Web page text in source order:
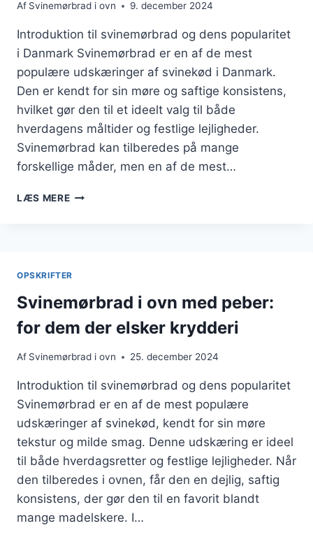
Af Svinemørbrad i ovn 9. december 2024
Introduktion til svinemørbrad og dens popularitet
i Danmark Svinemørbrad er en af de mest
populære udskæringer af svinekød i Danmark.
Den er kendt for sin møre og saftige konsistens,
hvilket gør den til et ideelt valg til både
hverdagens måltider og festlige lejligheder.
Svinemørbrad kan tilberedes på mange
forskellige måder, men en af de mest…
LÆS MERESVINEMØRBRAD
OPSKRIFTER
Svinemørbrad i ovn med peber:
for dem der elsker krydderi
Af Svinemørbrad i ovn 25. december 2024
Introduktion til svinemørbrad og dens popularitet
Svinemørbrad er en af de mest populære
udskæringer af svinekød, kendt for sin møre
tekstur og milde smag. Denne udskæring er ideel
til både hverdagsretter og festlige lejligheder. Når
den tilberedes i ovnen, får den en dejlig, saftig
konsistens, der gør den til en favorit blandt
mange madelskere. I…